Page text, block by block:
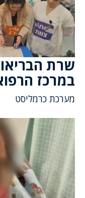
שרת
במרכז
מערכת כרמליסט